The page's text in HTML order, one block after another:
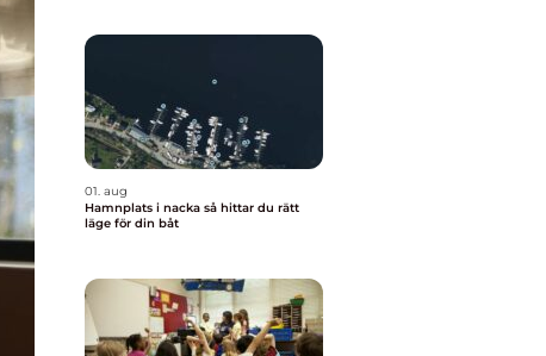
01. aug
Hamnplats i nacka så hittar du rätt
läge för din båt